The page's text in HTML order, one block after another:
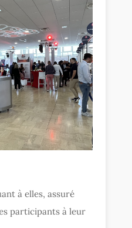
à elles, assuré
participants à leur